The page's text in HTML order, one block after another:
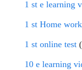
1 st e learning
1 st Home work
1 st online test
10 e learning